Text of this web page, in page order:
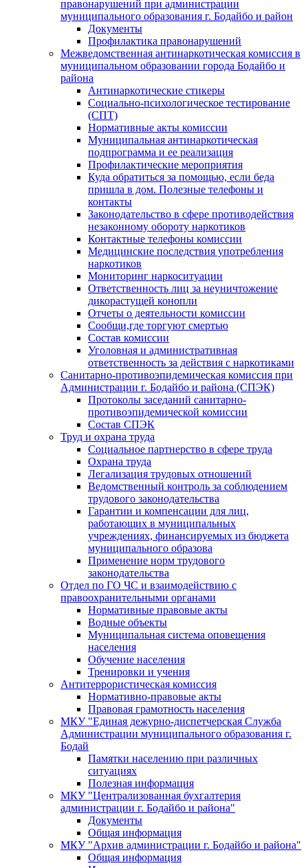
правонарушений при администрации
муниципального образования г. Бодайбо и район
Документы
Профилактика правонарушений
Межведомственная антинаркотическая комиссия в
муниципальном образовании города Бодайбо и
района
Антинаркотические стикеры
Социально-психологическое тестирование
(СПТ)
Нормативные акты комиссии
Муниципальная антинаркотическая
подпрограмма и ее реализация
Профилактические мероприятия
Куда обратиться за помощью, если беда
пришла в дом. Полезные телефоны и
контакты
Законодательство в сфере противодействия
незаконному обороту наркотиков
Контактные телефоны комиссии
Медицинские последствия употребления
наркотиков
Мониторинг наркоситуации
Ответственность лиц за неуничтожение
дикорастущей конопли
Отчеты о деятельности комиссии
Сообщи,где торгуют смертью
Состав комиссии
Уголовная и административная
ответственность за действия с наркотиками
Санитарно-противоэпидемическая комиссия при
Администрации г. Бодайбо и района (СПЭК)
Протоколы заседаний санитарно-
противоэпидемической комиссии
Состав СПЭК
Труд и охрана труда
Социальное партнерство в сфере труда
Охрана труда
Легализация трудовых отношений
Ведомственный контроль за соблюдением
трудового законодательства
Гарантии и компенсации для лиц,
работающих в муниципальных
учреждениях, финансируемых из бюджета
муниципального образова
Применение норм трудового
законодательства
Отдел по ГО ЧС и взаимодействию с
правоохранительными органами
Нормативные правовые акты
Водные объекты
Муниципальная система оповещения
населения
Обучение населения
Тренировки и учения
Антитеррористическая комиссия
Нормативно-правовые акты
Правовая грамотность населения
МКУ "Единая дежурно-диспетчерская Служба
Администрации муниципального образования г.
Бодай
Памятки населению при различных
ситуациях
Полезная информация
МКУ "Централизованная бухгалтерия
администрации г. Бодайбо и района"
Документы
Общая информация
МКУ "Архив администрации г. Бодайбо и района"
Общая информация